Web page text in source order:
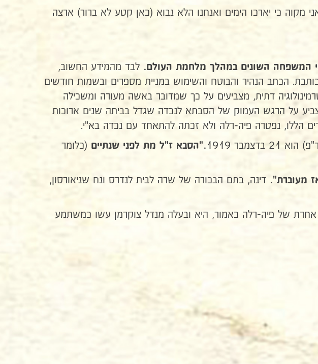
מקוה כי יארכו הימים ואנחנו הלא נבוא (כאן קטע לא ברור) ארצה
המשפחה השונים במהלך מלחמת העולם. לבד מהמידע החשוב,
הכתב הנהיר והבוטח והשימוש במניית מספרים ובשמות חודשים
דתית, מצביעים על כך שמדובר באשה מעורה ומשכילה
על הרגש העמוק של הסבתא לנכדה שגדל בביתה שנים ארוכות
הללו, נפטרה פיה-רלה ולא זכתה להתאחד עם נכדה בא"י.
."הסבא ז"ל מת לפני שנתיים (כלומר
מעוברת". דינה, בתם הבכורה של שרה לבית לנדרס ונח שניאורסון,
של פיה-רלה כאמור, היא ובעלה מנדל צוקרמן עשו כמשתמע